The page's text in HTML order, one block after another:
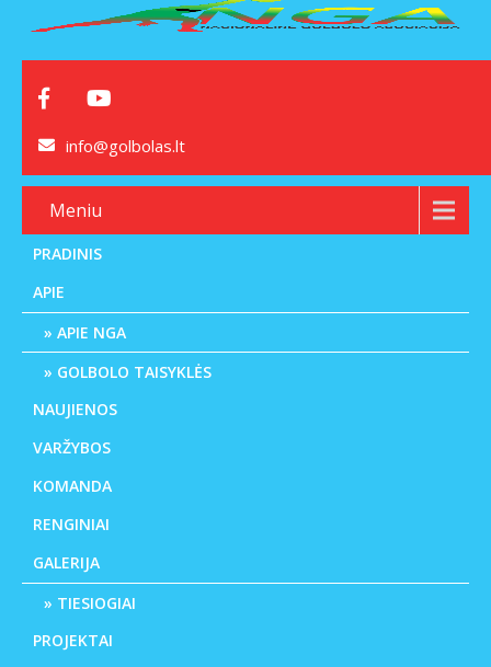
info@golbolas.lt
Meniu
PRADINIS
APIE
APIE NGA
GOLBOLO TAISYKLĖS
NAUJIENOS
VARŽYBOS
KOMANDA
RENGINIAI
GALERIJA
TIESIOGIAI
PROJEKTAI